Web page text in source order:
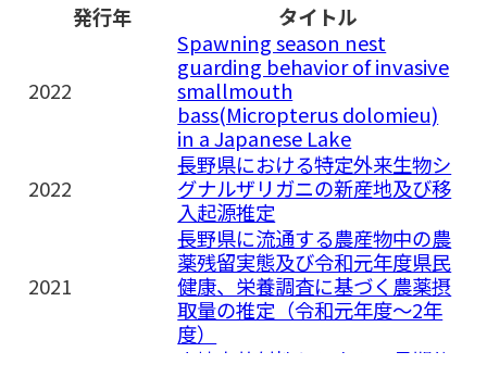
発行年 タイトル
2022
Spawning season nest
guarding behavior of invasive
smallmouth
bass(Micropterus dolomieu)
in a Japanese Lake
2022
長野県における特定外来生物シ
グナルザリガニの新産地及び移
入起源推定
2021
長野県に流通する農産物中の農
薬残留実態及び令和元年度県民
健康、栄養調査に基づく農薬摂
取量の推定（令和元年度～2年
度）
土壌中放射性セシウムの長期的